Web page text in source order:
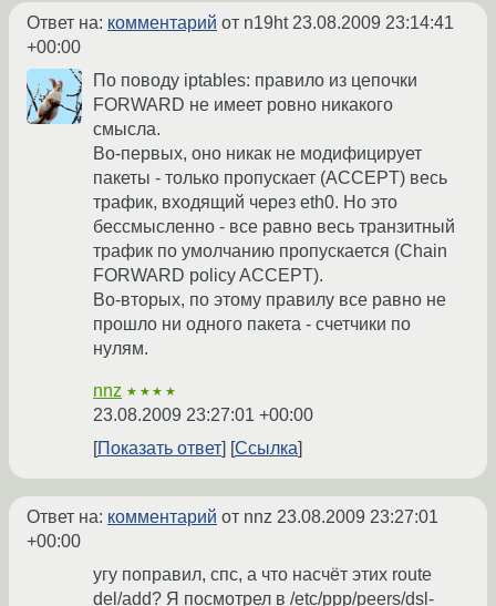
Ответ на: комментарий от n19ht23.08.2009 23:14:41
+00:00
По поводу iptables: правило из цепочки
FORWARD не имеет ровно никакого
смысла.
Во-первых, оно никак не модифицирует
пакеты - только пропускает (ACCEPT) весь
трафик, входящий через eth0. Но это
бессмысленно - все равно весь транзитный
трафик по умолчанию пропускается (Chain
FORWARD policy ACCEPT).
Во-вторых, по этому правилу все равно не
прошло ни одного пакета - счетчики по
нулям.
nnz ★★★★
23.08.2009 23:27:01 +00:00
Показать ответ
Ссылка
Ответ на: комментарий от nnz 23.08.2009 23:27:01
+00:00
угу поправил, спс, а что насчёт этих route
del/add? Я посмотрел в /etc/ppp/peers/dsl-